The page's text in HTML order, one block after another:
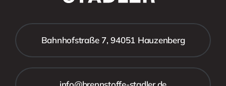
Bahnhofstraße 7, 94051 Hauzenberg